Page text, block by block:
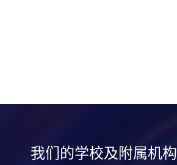
我们的学校及附属机构